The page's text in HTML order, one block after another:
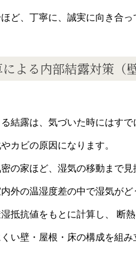
ど、丁寧に、誠実に向き合っ
よる内部結露対策（
結露は、気づいた時にはすで
カビの原因になります。
の家ほど、湿気の移動まで見
外の温湿度差の中で湿気がど
抵抗値をもとに計算し、 断
い壁・屋根・床の構成を組み